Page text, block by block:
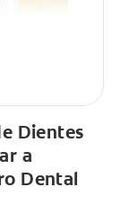
Dientes
a
Dental